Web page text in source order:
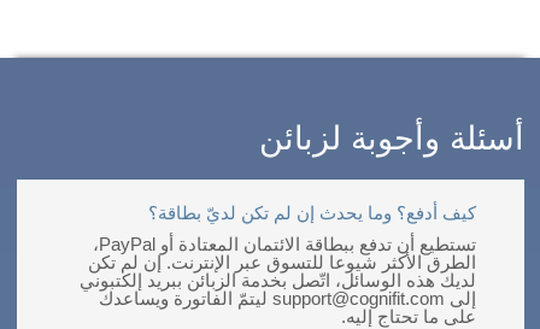
أسئلة وأجوبة لزبائن
كيف أدفع؟ وما يحدث إن لم تكن لديّ بطاقة؟
تستطيع أن تدفع ببطاقة الائتمان المعتادة أو PayPal،
الطرق الأكثر شيوعا للتسوق عبر الإنترنت. إن لم تكن
لديك هذه الوسائل، اتّصل بخدمة الزبائن ببريد إلكتبوني
إلى support@cognifit.com ليتمّ الفاتورة ويساعدك
على ما تحتاج إليه.